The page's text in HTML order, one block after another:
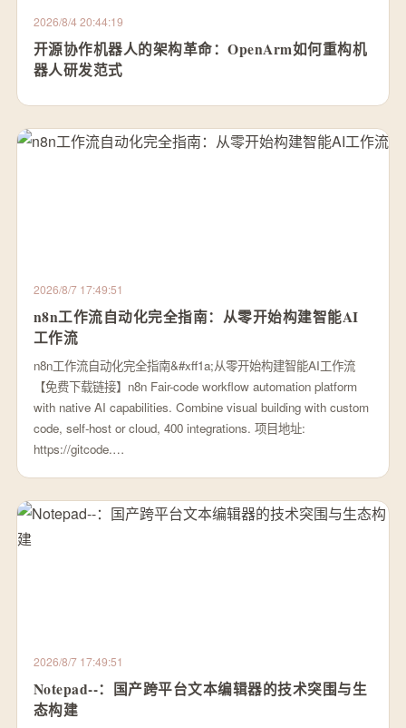
2026/8/4 20:44:19
开源协作机器人的架构革命：OpenArm如何重构机
器人研发范式
2026/8/7 17:49:51
n8n工作流自动化完全指南：从零开始构建智能AI
工作流
n8n工作流自动化完全指南&#xff1a;从零开始构建智能AI工作流
【免费下载链接】n8n Fair-code workflow automation platform
with native AI capabilities. Combine visual building with custom
code, self-host or cloud, 400 integrations. 项目地址:
https://gitcode.…
2026/8/7 17:49:51
Notepad--：国产跨平台文本编辑器的技术突围与生
态构建